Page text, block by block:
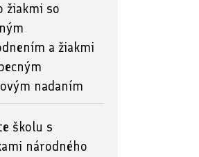
žiakmi so
a žiakmi
nadaním
školu s
národného